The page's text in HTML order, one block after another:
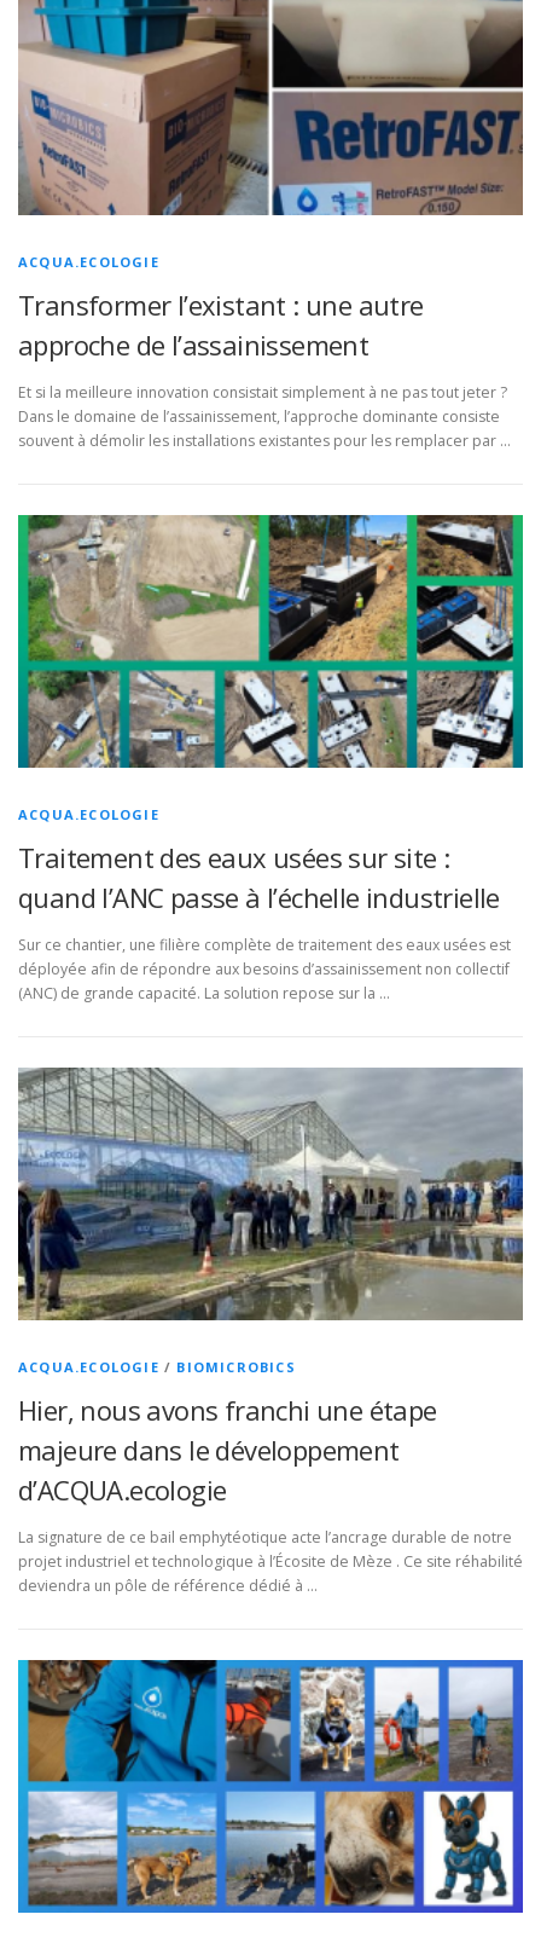
ACQUA.ECOLOGIE
Transformer l’existant : une autre
approche de l’assainissement
Et si la meilleure innovation consistait simplement à ne pas tout jeter ?
Dans le domaine de l’assainissement, l’approche dominante consiste
souvent à démolir les installations existantes pour les remplacer par …
ACQUA.ECOLOGIE
Traitement des eaux usées sur site :
quand l’ANC passe à l’échelle industrielle
Sur ce chantier, une filière complète de traitement des eaux usées est
déployée afin de répondre aux besoins d’assainissement non collectif
(ANC) de grande capacité. La solution repose sur la …
ACQUA.ECOLOGIE / BIOMICROBICS
Hier, nous avons franchi une étape
majeure dans le développement
d’ACQUA.ecologie
La signature de ce bail emphytéotique acte l’ancrage durable de notre
projet industriel et technologique à l’Écosite de Mèze . Ce site réhabilité
deviendra un pôle de référence dédié à …